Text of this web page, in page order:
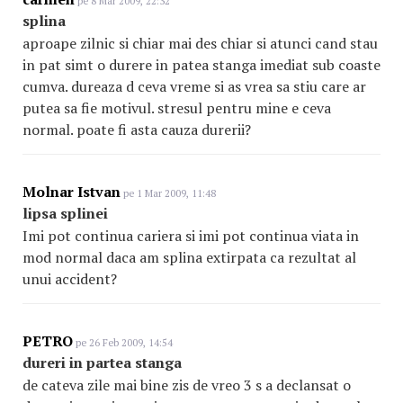
splina
aproape zilnic si chiar mai des chiar si atunci cand stau
in pat simt o durere in patea stanga imediat sub coaste
cumva. dureaza d ceva vreme si as vrea sa stiu care ar
putea sa fie motivul. stresul pentru mine e ceva
normal. poate fi asta cauza durerii?
Molnar Istvan pe 1 Mar 2009, 11:48
lipsa splinei
Imi pot continua cariera si imi pot continua viata in
mod normal daca am splina extirpata ca rezultat al
unui accident?
PETRO pe 26 Feb 2009, 14:54
dureri in partea stanga
de cateva zile mai bine zis de vreo 3 s a declansat o